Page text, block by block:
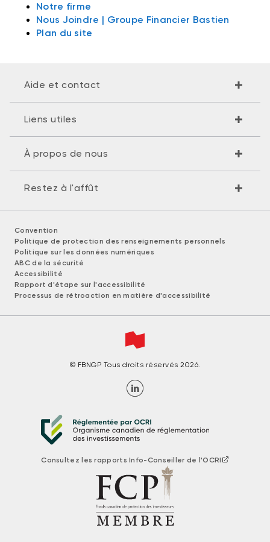
Notre firme
Nous Joindre | Groupe Financier Bastien
Plan du site
Aide et contact
Liens utiles
À propos de nous
Restez à l'affût
Convention
Politique de protection des renseignements personnels
Politique sur les données numériques
ABC de la sécurité
Accessibilité
Rapport d'étape sur l'accessibilité
Processus de rétroaction en matière d'accessibilité
© FBNGP Tous droits réservés 2026.
Consultez les rapports Info-Conseiller de l'OCRI